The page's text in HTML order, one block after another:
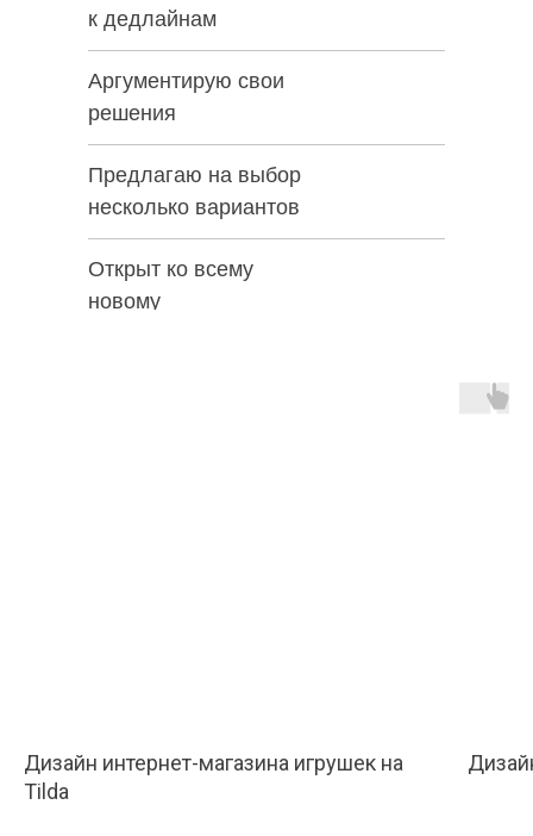
к дедлайнам
Аргументирую свои
решения
Предлагаю на выбор
несколько вариантов
Открыт ко всему
новому
Дизайн интернет-магазина игрушек на
Tilda